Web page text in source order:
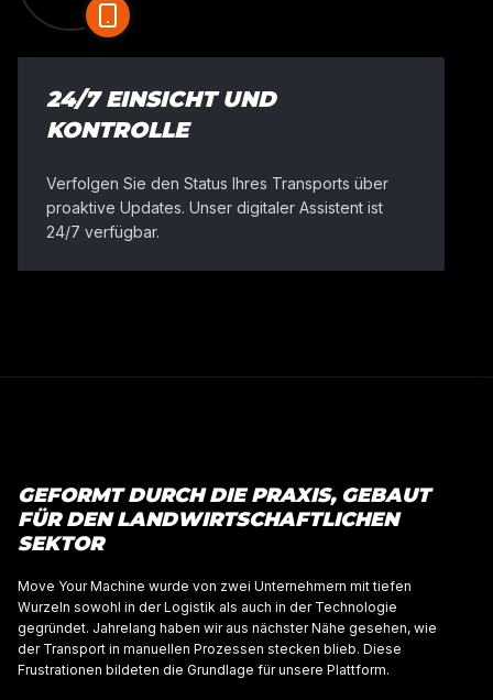
24/7 EINSICHT UND
KONTROLLE
Verfolgen Sie den Status Ihres Transports über
proaktive Updates. Unser digitaler Assistent ist
24/7 verfügbar.